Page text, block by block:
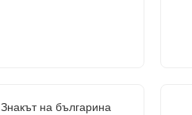
Знакът на българина